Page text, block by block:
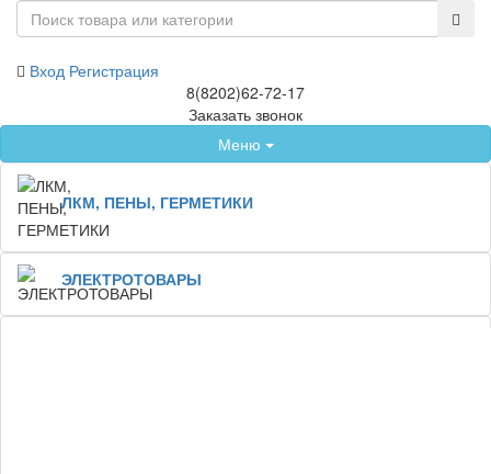
Вход Регистрация
8(8202)62-72-17
Заказать звонок
Меню
ЛКМ, ПЕНЫ, ГЕРМЕТИКИ
ЭЛЕКТРОТОВАРЫ